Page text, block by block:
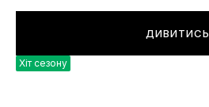
ДИВИТИСЬ
Хіт сезону